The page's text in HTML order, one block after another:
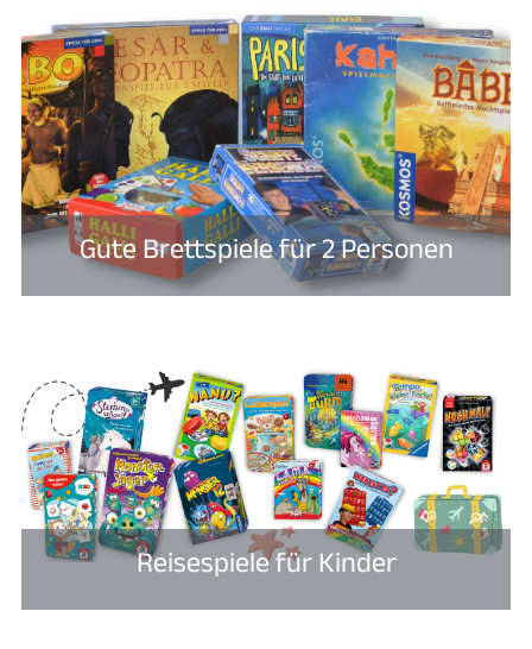
Gute Brettspiele für 2 Personen​
Reisespiele für Kinder